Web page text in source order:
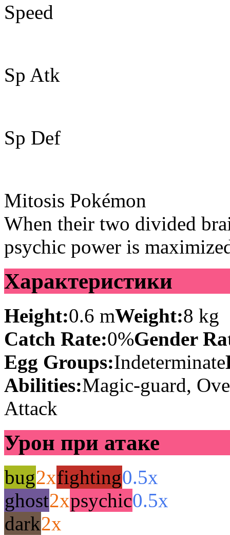
Speed
Sp Atk
Sp Def
Mitosis Pokémon
When their two divided
psychic power is
Характеристики
Height:0.6 mWeight:8 kg
Catch Rate:0%Gender
Egg Groups:Indeterminate
Abilities:Magic-guard,
Attack
Урон при атаке
bug2xfighting0.5x
ghost2xpsychic0.5x
dark2x